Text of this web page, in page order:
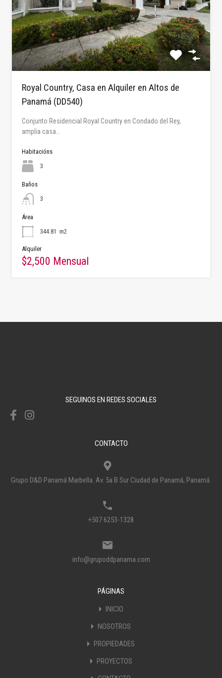
Royal Country, Casa en Alquiler en Altos de
Panamá (DD540)
Conjunto Residencial Royal Country en Condado del Rey,
amplia casa…
Habitacións
3
Baños
3
Área
344.81 m2
Alquiler
$2,500 Mensual
SEGUINOS EN REDES SOCIALES
CONTACTO
Grupo D&D Panamá Marbella. Av. 5a B Sur Ciudad de Panamá, Panamá.
+507 6253-1328
info@grupoddpanama.com
PÁGINAS
INICIO
NOSOTROS
PROPIEDADES
PROYECTOS